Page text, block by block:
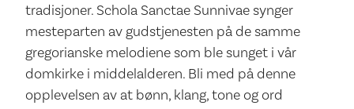
tradisjoner. Schola Sanctae Sunnivae synger
mesteparten av gudstjenesten på de samme
gregorianske melodiene som ble sunget i vår
domkirke i middelalderen. Bli med på denne
opplevelsen av at bønn, klang, tone og ord